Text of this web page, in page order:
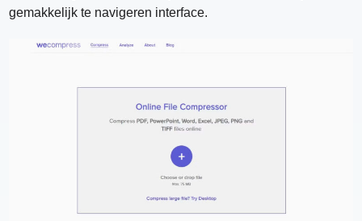
gemakkelijk te navigeren interface.